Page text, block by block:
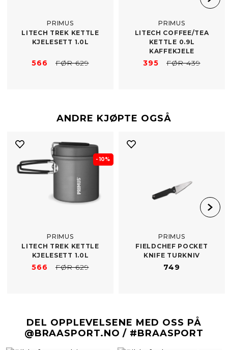
PRIMUS
LITECH TREK KETTLE
KJELESETT 1.0L
566 FØR 629
PRIMUS
LITECH COFFEE/​TEA
KETTLE 0.9L
KAFFEKJELE
395 FØR 439
ANDRE KJØPTE OGSÅ
- 10%
PRIMUS
LITECH TREK KETTLE
KJELESETT 1.0L
566 FØR 629
PRIMUS
FIELDCHEF POCKET
KNIFE TURKNIV
749
DEL OPPLEVELSENE MED OSS PÅ
@BRAASPORT.NO / #BRAASPORT